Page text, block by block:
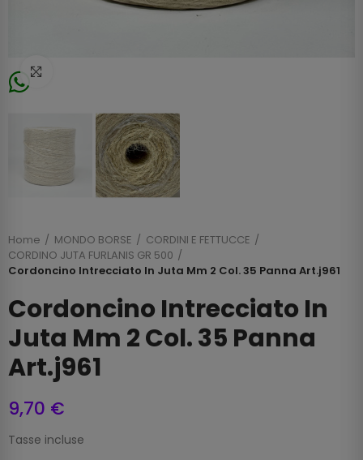
Home MONDO BORSE
CORDINI E FETTUCCE
CORDINO JUTA FURLANIS GR 500
Cordoncino Intrecciato In Juta Mm 2 Col. 35 Panna Art.j961
Cordoncino Intrecciato In
Juta Mm 2 Col. 35 Panna
Art.j961
9,70 €
Tasse incluse